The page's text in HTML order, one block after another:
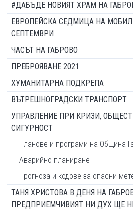
#ДАБЪДЕ НОВИЯТ ХРАМ НА
ЕВРОПЕЙСКА СЕДМИЦА НА
СЕПТЕМВРИ
ЧАСЪТ НА ГАБРОВО
ПРЕБРОЯВАНЕ 2021
ХУМАНИТАРНА ПОДКРЕПА
ВЪТРЕШНОГРАДСКИ ТРАНСПОРТ
УПРАВЛЕНИЕ ПРИ КРИЗИ,
СИГУРНОСТ
Планове и програми на Община
Аварийно планиране
Прогноза и кодове за опасни
ТАНЯ ХРИСТОВА В ДЕНЯ НА
ПРЕДПРИЕМЧИВИЯТ НИ ДУХ ЩЕ